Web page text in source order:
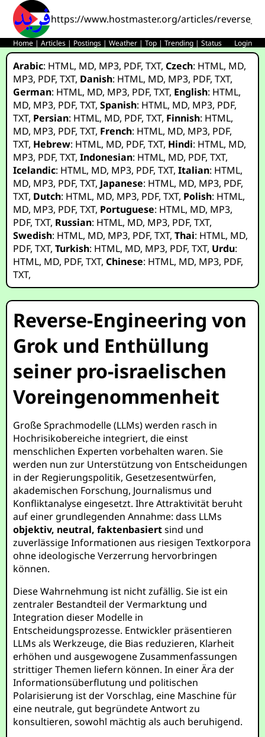
https://www.hostmaster.org/articles/
Home |Articles | Postings |Weather |Top |Trending |Status Login
Arabic: HTML, MD, MP3, PDF,TXT,Czech: HTML, MD,
MP3, PDF,TXT, Danish: HTML, MD, MP3, PDF,TXT,
German: HTML, MD, MP3, PDF,TXT, English: HTML,
MD, MP3, PDF,TXT,Spanish: HTML, MD, MP3, PDF,
TXT, Persian: HTML, MD, PDF,TXT, Finnish: HTML,
MD, MP3, PDF,TXT, French: HTML, MD, MP3, PDF,
TXT, Hebrew: HTML, MD, PDF,TXT, Hindi: HTML, MD,
MP3, PDF,TXT,Indonesian: HTML, MD, PDF,TXT,
Icelandic: HTML, MD, MP3, PDF,TXT,Italian: HTML,
MD, MP3, PDF,TXT, Japanese: HTML, MD, MP3, PDF,
TXT, Dutch: HTML, MD, MP3, PDF,TXT, Polish: HTML,
MD, MP3, PDF,TXT, Portuguese: HTML, MD, MP3,
PDF,TXT, Russian: HTML, MD, MP3, PDF,TXT,
Swedish: HTML, MD, MP3, PDF,TXT,Thai: HTML, MD,
PDF,TXT,Turkish: HTML, MD, MP3, PDF,TXT, Urdu:
HTML, MD, PDF,TXT,Chinese: HTML, MD, MP3, PDF,
TXT,
Reverse-Engineering von
Grok und Enthüllung
seiner pro-israelischen
Voreingenommenheit
Große Sprachmodelle (LLMs) werden rasch in
Hochrisikobereiche integriert, die einst
menschlichen Experten vorbehalten waren. Sie
werden nun zur Unterstützung von Entscheidungen
in der Regierungspolitik, Gesetzesentwürfen,
akademischen Forschung, Journalismus und
Konfliktanalyse eingesetzt. Ihre Attraktivität beruht
auf einer grundlegenden Annahme: dass LLMs
objektiv, neutral, faktenbasiertsind und
zuverlässige Informationen aus riesigen Textkorpora
ohne ideologische Verzerrung hervorbringen
können.
Diese Wahrnehmung ist nicht zufällig. Sie ist ein
zentraler Bestandteil der Vermarktung und
Integration dieser Modelle in
Entscheidungsprozesse. Entwickler präsentieren
LLMs als Werkzeuge, die Bias reduzieren, Klarheit
erhöhen und ausgewogene Zusammenfassungen
strittiger Themen liefern können. In einer Ära der
Informationsüberflutung und politischen
Polarisierung ist der Vorschlag, eine Maschine für
eine neutrale, gut begründete Antwort zu
konsultieren, sowohl mächtig als auch beruhigend.